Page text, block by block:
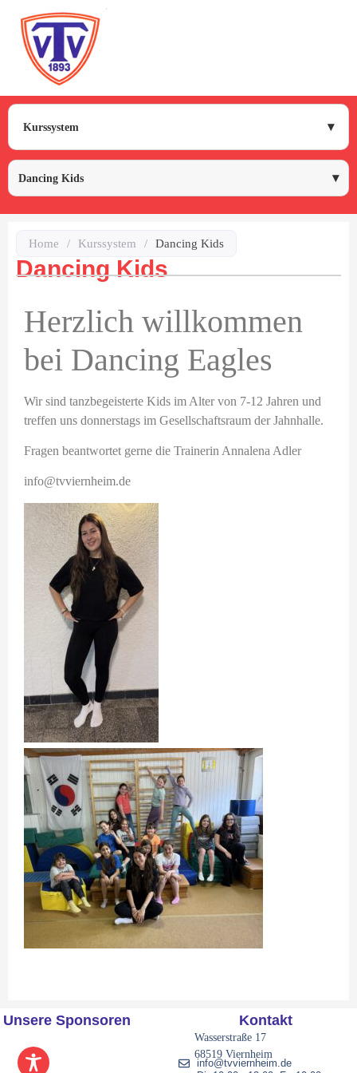
Kurssystem
Dancing Kids
Home / Kurssystem / Dancing Kids
Dancing Kids
Herzlich willkommen
bei Dancing Eagles
Wir sind tanzbegeisterte Kids im Alter von 7-12 Jahren und
treffen uns donnerstags im Gesellschaftsraum der Jahnhalle.
Fragen beantwortet gerne die Trainerin Annalena Adler
info@tvviernheim.de
Unsere Sponsoren Kontakt
Wasserstraße 17
68519 Viernheim
info@tvviernheim.de